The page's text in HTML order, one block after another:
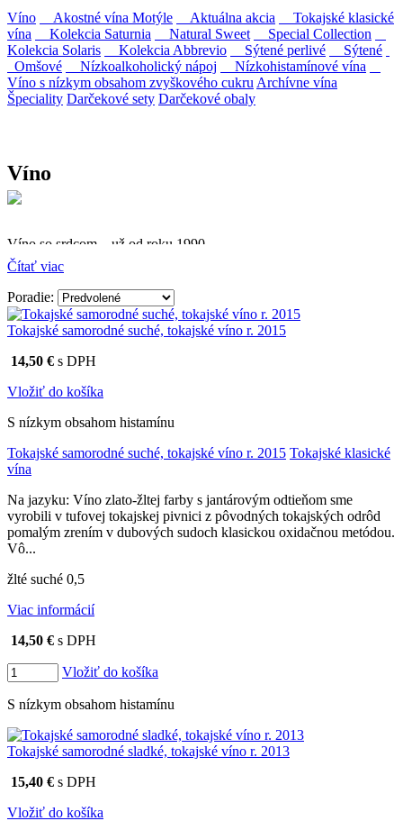
Víno Akostné vína Motýle Aktuálna akcia
Tokajské klasické
vína
Kolekcia Saturnia Natural Sweet
Special Collection
Kolekcia Solaris
Kolekcia Abbrevio Sýtené perlivé
Sýtené
Omšové
Nízkoalkoholický nápoj
Nízkohistamínové vína
Víno s nízkym obsahom zvyškového cukru Archívne vína
Špeciality Darčekové sety Darčekové obaly
Víno
Víno so srdcom – už od roku 1990
Firma Ostrožovič je najstaršou privátnou firmou na
slovenskom Tokaji.
Vyrábame kvalitné odrodové a výberové vína. Ako prví sme
priniesli na slovenský trh sólo spracované vína z tokajských odrôd
Furmint, Lipovina a Muškát žltý reduktívnou technológiou. Hrozno
spracúvame najmodernejšími technológiami, vrátane riadenej
fermentácie.
Čítať viac
Poradie:
Tokajské samorodné suché, tokajské víno r. 2015
14,50 € s DPH
Vložiť do košíka
S nízkym obsahom histamínu
Tokajské samorodné suché, tokajské víno r. 2015 Tokajské klasické
vína
Na jazyku: Víno zlato-žltej farby s jantárovým odtieňom sme
vyrobili v tufovej tokajskej pivnici z pôvodných tokajských odrôd
pomalým zrením v dubových sudoch klasickou oxidačnou metódou.
Vô...
žlté suché 0,5
Viac informácií
14,50 € s DPH
Vložiť do košíka
S nízkym obsahom histamínu
Tokajské samorodné sladké, tokajské víno r. 2013
15,40 € s DPH
Vložiť do košíka